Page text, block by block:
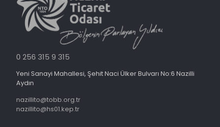
0 256 315 9 315
Yeni Sanayi Mahallesi, Şehit Naci Ülker Bulvarı No:6 Nazilli
Aydın
nazillito@tobb.org.tr
nazillito@hs01.kep.tr